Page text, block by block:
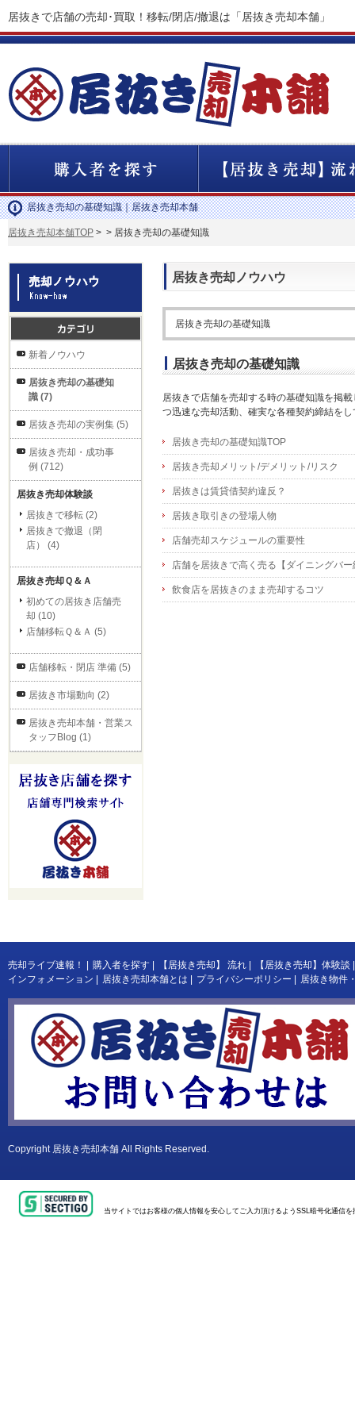
居抜きで店舗の売却･買取！移転/閉店/撤退は「居抜き売却本舗」
居抜き売却の基礎知識｜居抜き売却本舗
居抜き売却本舗TOP > > 居抜き売却の基礎知識
居抜き売却ノウハウ
居抜き売却の基礎知識
居抜き売却の基礎知識
居抜きで店舗を売却する時の基礎知識を掲
つ迅速な売却活動、確実な各種契約締結を
居抜き売却の基礎知識TOP
居抜き売却メリット/デメリット/リスク
居抜きは賃貸借契約違反？
居抜き取引きの登場人物
店舗売却スケジュールの重要性
店舗を居抜きで高く売る【ダイニングバー
飲食店を居抜きのまま売却するコツ
新着ノウハウ
居抜き売却の基礎知
識 (7)
居抜き売却の実例集 (5)
居抜き売却・成功事
例 (712)
居抜き売却体験談
居抜きで移転 (2)
居抜きで撤退（閉
店） (4)
居抜き売却Ｑ＆Ａ
初めての居抜き店舗売
却 (10)
店舗移転Ｑ＆Ａ (5)
店舗移転・閉店 準備 (5)
居抜き市場動向 (2)
居抜き売却本舗・営業ス
タッフBlog (1)
売却ライブ速報！ 購入者を探す 【居抜き売却】 流れ 【居抜き売却】体験談
インフォメーション
居抜き売却本舗とは プライバシーポリシー 居抜き物件
Copyright 居抜き売却本舗 All Rights Reserved.
当サイトではお客様の個人情報を安心してご入力頂けるようSSL暗号化通信